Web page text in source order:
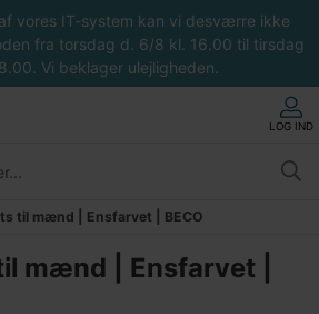
vores IT-system kan vi desværre ikke
fra torsdag d. 6/8 kl. 16.00 til tirsdag
Vi beklager ulejligheden.
LOG IND
til mænd | Ensfarvet | BECO
mænd | Ensfarvet |